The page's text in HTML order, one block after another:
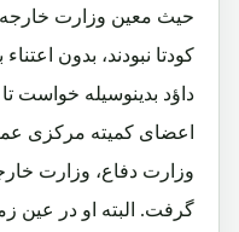
حیث معین وزارت
کودتا نبودند، بدون
داؤد بدینوسیله خواست
اعضای کمیته مرکزی
وزارت دفاع، وزارت
گرفت. البته او در عین